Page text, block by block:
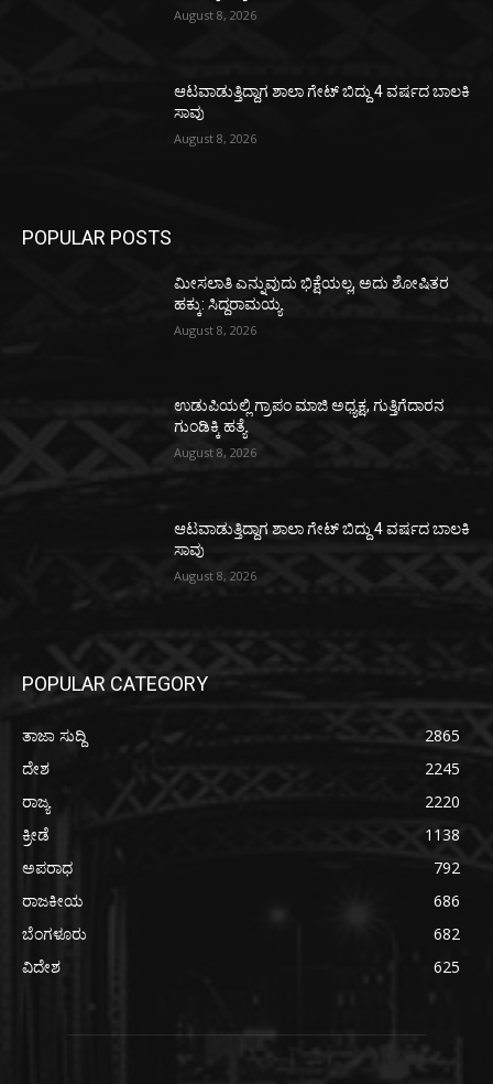
August 8, 2026
ಆಟವಾಡುತ್ತಿದ್ದಾಗ ಶಾಲಾ ಗೇಟ್‌ ಬಿದ್ದು 4 ವರ್ಷದ ಬಾಲಕಿ
ಸಾವು
August 8, 2026
POPULAR POSTS
ಮೀಸಲಾತಿ ಎನ್ನುವುದು ಭಿಕ್ಷೆಯಲ್ಲ, ಅದು ಶೋಷಿತರ
ಹಕ್ಕು: ಸಿದ್ದರಾಮಯ್ಯ
August 8, 2026
ಉಡುಪಿಯಲ್ಲಿ ಗ್ರಾಪಂ ಮಾಜಿ ಅಧ್ಯಕ್ಷ, ಗುತ್ತಿಗೆದಾರನ
ಗುಂಡಿಕ್ಕಿ ಹತ್ಯೆ
August 8, 2026
ಆಟವಾಡುತ್ತಿದ್ದಾಗ ಶಾಲಾ ಗೇಟ್‌ ಬಿದ್ದು 4 ವರ್ಷದ ಬಾಲಕಿ
ಸಾವು
August 8, 2026
POPULAR CATEGORY
ತಾಜಾ ಸುದ್ದಿ
2865
ದೇಶ
2245
ರಾಜ್ಯ
2220
ಕ್ರೀಡೆ
1138
ಅಪರಾಧ
792
ರಾಜಕೀಯ
686
ಬೆಂಗಳೂರು
682
ವಿದೇಶ
625